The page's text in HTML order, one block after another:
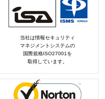
当社は情報セキュリティ
マネジメントシステムの
国際規格ISO27001を
取得しています。